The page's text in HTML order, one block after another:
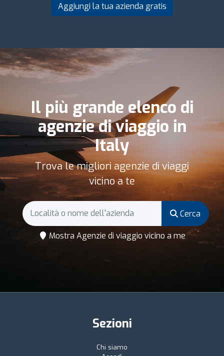
Aggiungi la tua azienda gratis
Il più grande elenco di
agenzie di viaggio in
Italy
Trova le migliori agenzie di viaggi
vicino a te
Cerca
Mostra Agenzie di viaggio vicino a me
Sezioni
Chi siamo